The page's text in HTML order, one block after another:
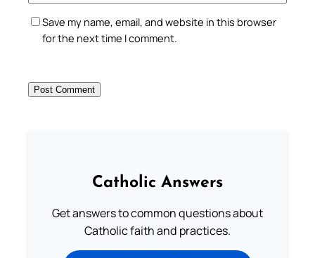
Save my name, email, and website in this browser
for the next time I comment.
Catholic Answers
Get answers to common questions about
Catholic faith and practices.